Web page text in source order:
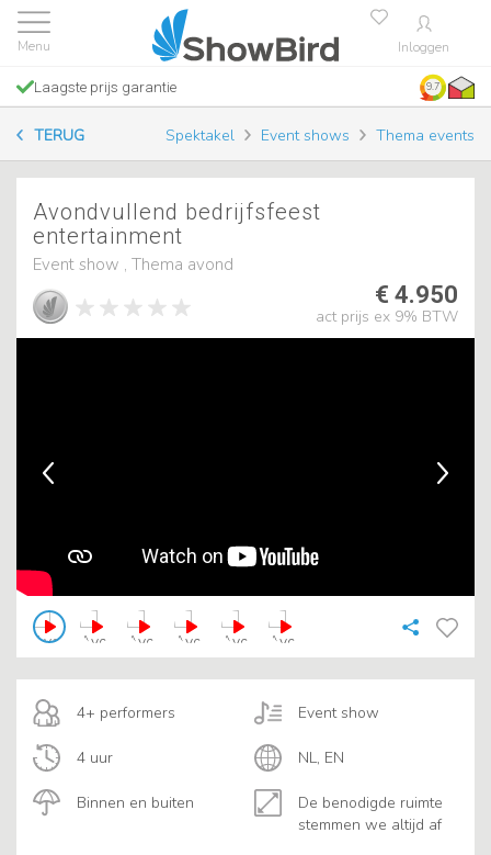
Inloggen
Laagste prijs garantie 9.7
TERUG Spektakel Event shows Thema events
Avondvullend bedrijfsfeest
entertainment
Event show , Thema avond
€ 4.950
act prijs ex 9% BTW
4+ performers
Binnen en buiten
Event show
4 uur
De benodigde ruimte
stemmen we altijd af
NL, EN